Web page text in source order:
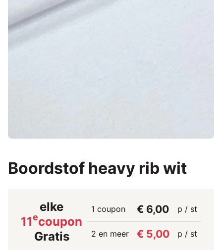
Boordstof heavy rib wit
elke
11ecoupon
Gratis
1 coupon € 6,00 p / st
2 en meer € 5,00 p / st